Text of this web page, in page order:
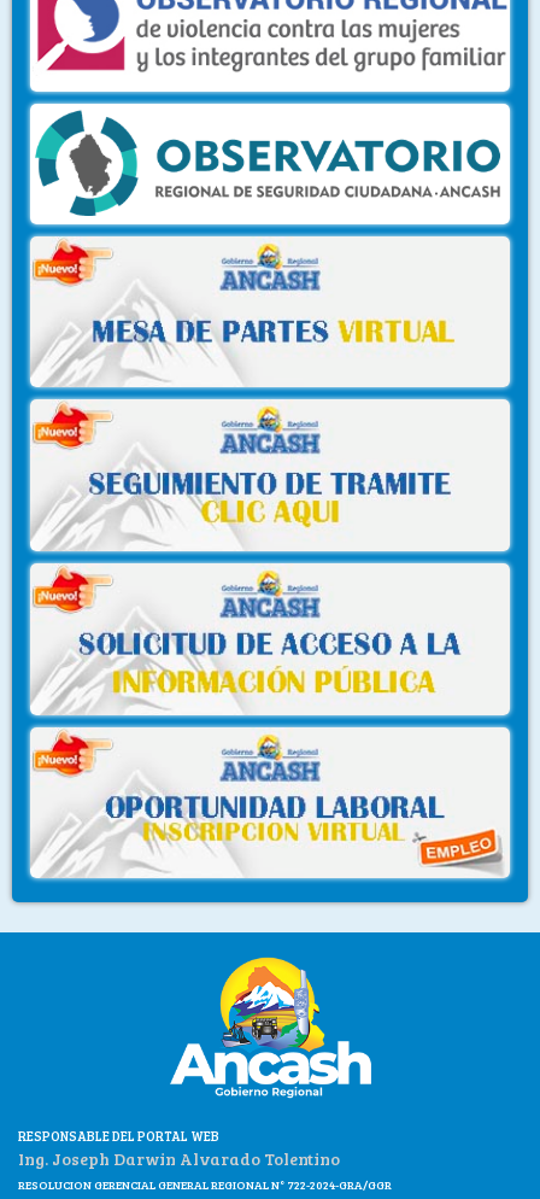
RESPONSABLE DEL PORTAL WEB
Ing. Joseph Darwin Alvarado Tolentino
RESOLUCION GERENCIAL GENERAL REGIONAL N° 722-2024-GRA/GGR